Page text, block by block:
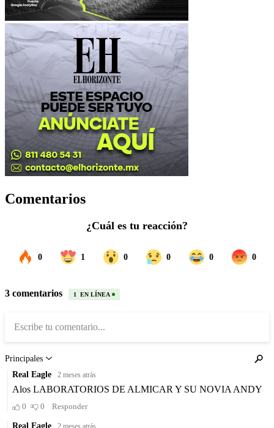
Comentarios